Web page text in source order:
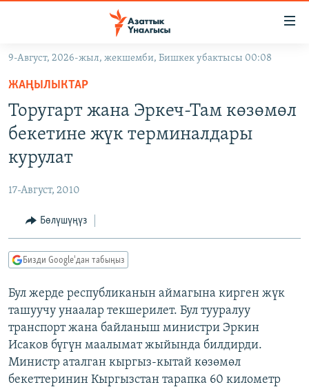
Навигацияга
өтүңүз
Издөөгө
салыңызКЫРГЫЗСТАН
МАДАНИЯТ
ДҮЙНӨ
ТВ ПРОГРАММАЛАР
БҮГҮН АЗАТТЫКТА
ДАНИСТЕ
АЗАТТЫК+
ЫҢГАЙСЫЗ СУРООЛОР
ПОДКАСТ
ОНЛАЙН ШЕРИНЕ
9-Август, 2026-жыл, жекшемби, Бишкек убактысы 00:08
ЖАҢЫЛЫКТАР
Торугарт жана Эркеч-Там көзөмөл
бекетине жүк терминалдары
курулат
17-Август, 2010
Бөлүшүңүз
Бизди Google'дан табыңыз
Бул жерде республиканын аймагына кирген жүк
ташуучу унаалар текшерилет. Бул тууралуу
транспорт жана байланыш министри Эркин
Исаков бүгүн маалымат жыйында билдирди.
Министр аталган кыргыз-кытай көзөмөл
бекеттеринин Кыргызстан тарапка 60 километр